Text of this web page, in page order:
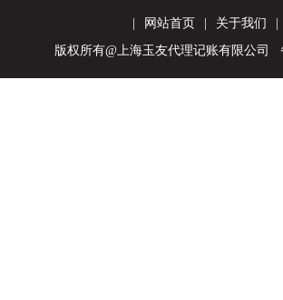
网站首页 关于我们
版权所有@上海玉友代理记账有限公司